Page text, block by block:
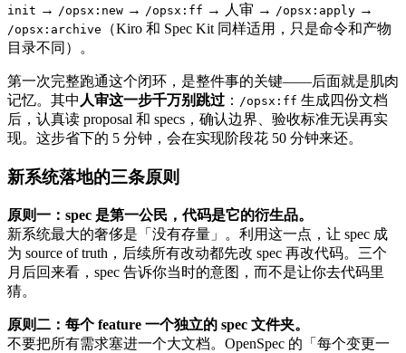
init → /opsx:new → /opsx:ff → 人审 → /opsx:apply →
/opsx:archive
（Kiro 和 Spec Kit 同样适用，只是命令和产物
目录不同）。
第一次完整跑通这个闭环，是整件事的关键——后面就是肌肉
记忆。其中 人审这一步千万别跳过 ： /opsx:ff 生成四份文档
后，认真读 proposal 和 specs，确认边界、验收标准无误再实
现。这步省下的 5 分钟，会在实现阶段花 50 分钟来还。
新系统落地的三条原则
原则一：spec 是第一公民，代码是它的衍生品。
新系统最大的奢侈是「没有存量」。利用这一点，让 spec 成
为 source of truth，后续所有改动都先改 spec 再改代码。三个
月后回来看，spec 告诉你当时的意图，而不是让你去代码里
猜。
原则二：每个 feature 一个独立的 spec 文件夹。
不要把所有需求塞进一个大文档。OpenSpec 的「每个变更一